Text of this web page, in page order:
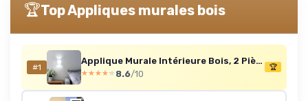
🏆Top Appliques murales bois
#1
Applique Murale Intérieure Bois, 2 Pièces Moderne Lampe Murale E27 Chambre, Luminaire Murale Abat-jour en Verre pour Chambre, Cuisine, Salon, Couloir (Sans Ampoule) Cylindrique 2
★★★★★
★★★★★ 8.6/10
🏆